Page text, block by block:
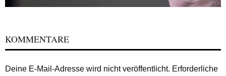
KOMMENTARE
Deine E-Mail-Adresse wird nicht veröffentlicht. Erforderliche